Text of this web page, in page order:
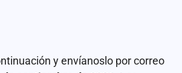
y envíanoslo por correo